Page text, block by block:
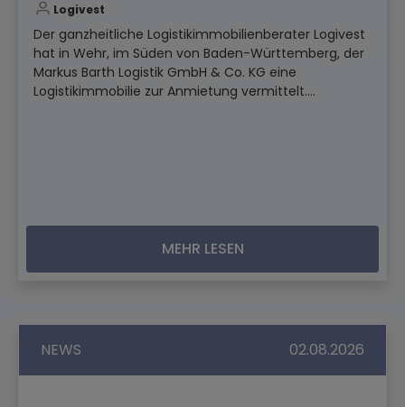
Logivest
Der ganzheitliche Logistikimmobilienberater Logivest
hat in Wehr, im Süden von Baden-Württemberg, der
Markus Barth Logistik GmbH & Co. KG eine
Logistikimmobilie zur Anmietung vermittelt....
MEHR LESEN
NEWS 02.08.2026